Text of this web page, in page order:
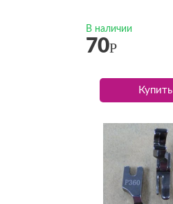
В наличии
70Р
Купить